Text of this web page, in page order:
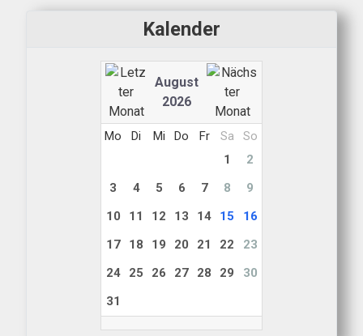
Kalender
August
2026
Mo Di Mi Do Fr Sa
So
1
2
3
4 5 6 7 8
9
10
11 12 13 14 15
16
17
18 19 20 21 22
23
24
25 26 27 28 29
30
31